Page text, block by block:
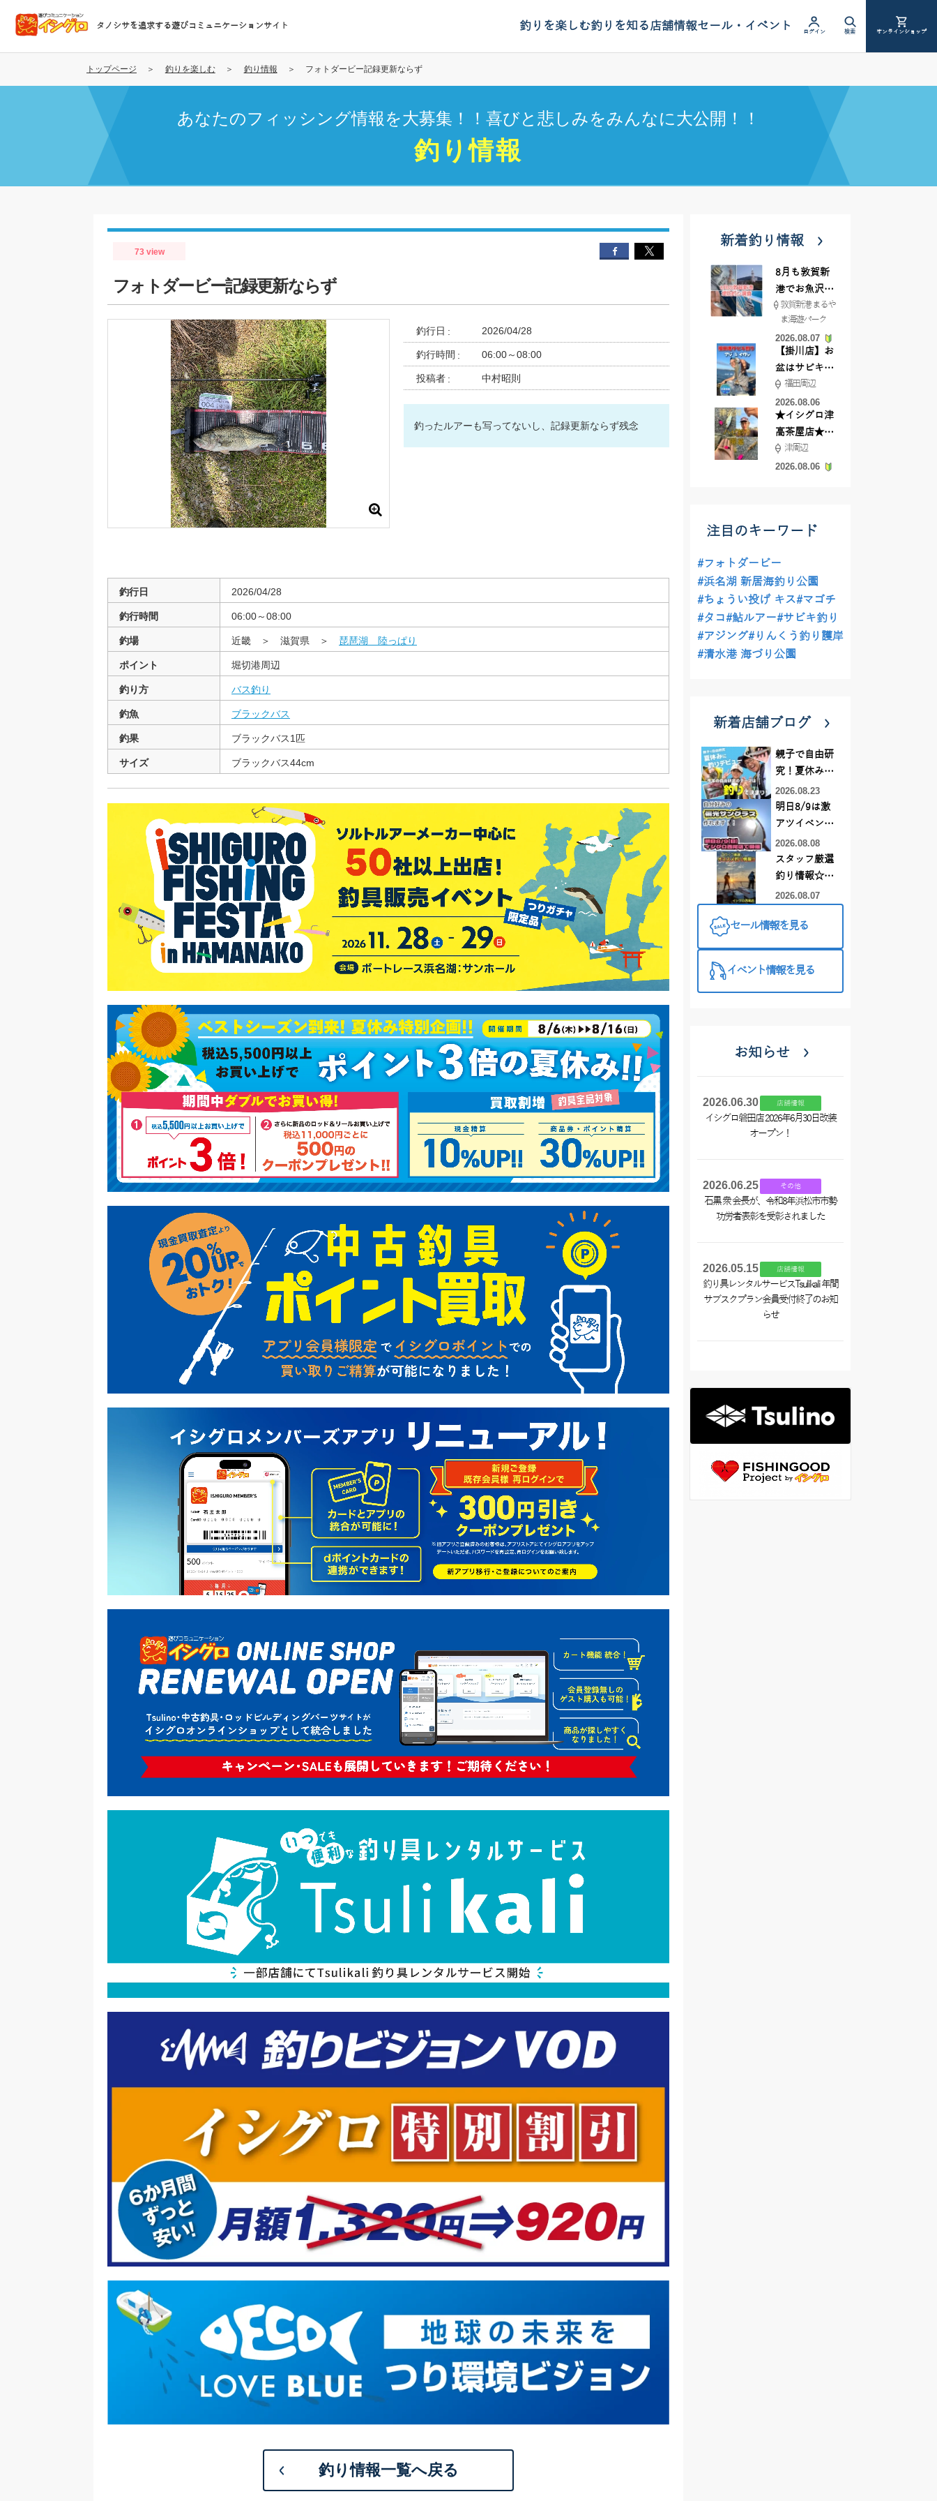
コ
テ
タノシサを追求する遊びコミュニケーションサイト 釣りを楽しむ釣りを知る店舗情報セール・イベント ログイン 検索 オンラインショップ
トップページ 釣りを楽しむ 釣り情報 フォトダービー記録更新ならず
あなたのフィッシング情報を大募集！！喜びと悲しみをみんなに大公開！！
釣り情報
73 view
フォトダービー記録更新ならず
釣行日 2026/04/28
釣行時間 06:00～08:00
投稿者 中村昭則
釣ったルアーも写ってないし、記録更新ならず残念
釣行日 2026/04/28
釣行時間 06:00～08:00
釣場 近畿 ＞ 滋賀県 ＞ 琵琶湖 陸っぱり
ポイント 堀切港周辺
釣り方 バス釣り
釣魚 ブラックバス
釣果 ブラックバス1匹
サイズ ブラックバス44cm
釣り情報一覧へ戻る
新着釣り情報
8月も敦賀新
港でお魚沢山
♪ イシグロ彦
根店
敦賀新港 まるや
ま海遊パーク
2026.08.07
【掛川店】お
盆はサビキ釣
りいきません
か?
福田周辺
2026.08.06
★イシグロ津
高茶屋店★津
近郊ハゼ釣れ
てます！
津周辺
2026.08.06
注目のキーワード
#フォトダービー
#浜名湖 新居海釣り公園
#ちょうい投げ キス#マゴチ
#タコ#鮎ルアー#サビキ釣り
#アジング#りんくう釣り護岸
#清水港 海づり公園
新着店舗ブログ
親子で自由研
究！夏休みに
釣りデビュー
2026.08.23
明日8/9は激
アツイベント
日！！！～オ
ーダー偏光グ
ラス受注会～
2026.08.08
スタッフ厳選
釣り情報☆彡
連休は何釣り
♪【イシグロ
2026.08.07
セール情報を見る
イベント情報を見る
お知らせ
2026.06.30 店舗情報
イシグロ磐田店 2026年6月30日改装
オープン！
2026.06.25 その他
石黒 衆 会長が、令和8年浜松市市勢
功労者表彰を受彰されました
2026.05.15 店舗情報
釣り具レンタルサービスTsulikali 年間
サブスクプラン会員受付終了のお知
らせ